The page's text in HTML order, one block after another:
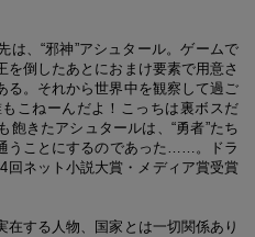
は、“邪神”アシュタール。ゲームで
倒したあとにおまけ要素で用意さ
る。それから世界中を観察して過ご
こねーんだよ！こっちは裏ボスだ
飽きたアシュタールは、“勇者”たち
うことにするのであった……。ドラ
回ネット小説大賞・メディア賞受賞
する人物、国家とは一切関係あり